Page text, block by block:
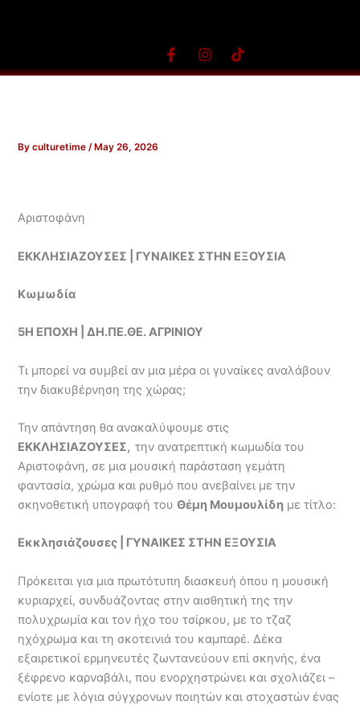
F
a
c
I
n
s
T
i
k
Byculturetime /May 26, 2026
Αριστοφάνη
ΕΚΚΛΗΣΙΑΖΟΥΣΕΣ | ΓΥΝΑΙΚΕΣ ΣΤΗΝ ΕΞΟΥΣΙΑ
Κωμωδία
5Η ΕΠΟΧΗ | ΔΗ.ΠΕ.ΘΕ. ΑΓΡΙΝΙΟΥ
Τι μπορεί να συμβεί αν μια μέρα οι γυναίκες αναλάβουν
την διακυβέρνηση της χώρας;
Την απάντηση θα ανακαλύψουμε στις
ΕΚΚΛΗΣΙΑΖΟΥΣΕΣ,την ανατρεπτική κωμωδία του
Αριστοφάνη, σε μια μουσική παράσταση γεμάτη
φαντασία, χρώμα και ρυθμό που ανεβαίνει με την
σκηνοθετική υπογραφή τουΘέμη Μουμουλίδη με τίτλο:
Εκκλησιάζουσες | ΓΥΝΑΙΚΕΣ ΣΤΗΝ ΕΞΟΥΣΙΑ
Πρόκειται για μια πρωτότυπη διασκευή όπου η μουσική
κυριαρχεί, συνδυάζοντας στην αισθητική της την
πολυχρωμία και τον ήχο του τσίρκου, με το τζαζ
ηχόχρωμα και τη σκοτεινιά του καμπαρέ. Δέκα
εξαιρετικοί ερμηνευτές ζωντανεύουν επί σκηνής, ένα
ξέφρενο καρναβάλι, που ενορχηστρώνει και σχολιάζει –
ενίοτε με λόγια σύγχρονων ποιητών και στοχαστών ένας